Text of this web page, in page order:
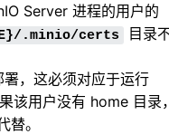
Server 进程的用户的
.minio/certs
目录
署，这必须对应于运行
该用户没有 home 目录
替。